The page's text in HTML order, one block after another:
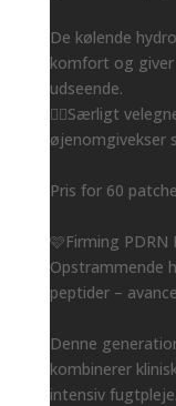
De kølende
komfort og
udseende.
👌🏻Særligt
øjenomgivekser
Pris for 60
🩷Firming PDRN
Opstrammende
peptider –
Denne
kombinerer
intensiv fugtpleje.